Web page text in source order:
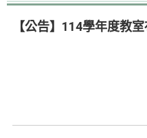
【公告】114學年度教